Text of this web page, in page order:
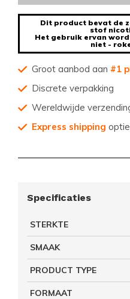
Dit product bevat de
stof
Het gebruik ervan
niet -
Groot aanbod aan #1
Discrete verpakking
Wereldwijde
Express shipping
Specificaties
STERKTE
SMAAK
PRODUCT TYPE
FORMAAT